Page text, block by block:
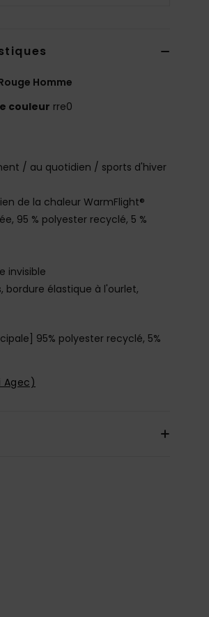
Homme
couleur rre0
/ au quotidien / sports d'hiver
de la chaleur WarmFlight®
95 % polyester recyclé, 5 %
invisible
bordure élastique à l'ourlet,
95% polyester recyclé, 5%
Agec)